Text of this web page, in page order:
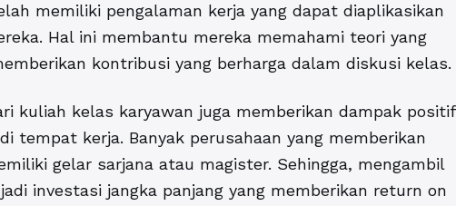
memiliki pengalaman kerja yang dapat diaplikasikan
Hal ini membantu mereka memahami teori yang
kontribusi yang berharga dalam diskusi kelas.
kuliah kelas karyawan juga memberikan dampak positif
tempat kerja. Banyak perusahaan yang memberikan
gelar sarjana atau magister. Sehingga, mengambil
investasi jangka panjang yang memberikan return on